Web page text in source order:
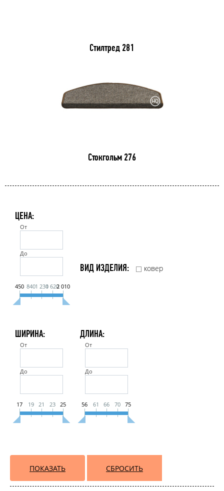
Стилтред 281
Стокгольм 276
ЦЕНА:
От
До
450 8401 2301 6202 010
ВИД ИЗДЕЛИЯ: ковер
ШИРИНА:
От
До
17 19 21 23 25
ДЛИНА:
От
До
56 61 66 70 75